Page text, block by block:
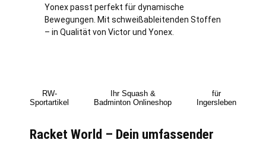
Yonex passt perfekt für dynamische
Bewegungen. Mit schweißableitenden Stoffen
– in Qualität von Victor und Yonex.
RW-
Sportartikel
Ihr Squash &
Badminton Onlineshop
für
Ingersleben
Racket World – Dein umfassender